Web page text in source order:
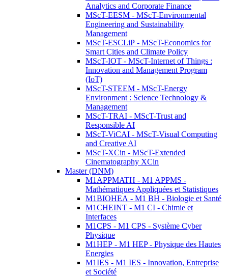
Analytics and Corporate Finance
MScT-EESM - MScT-Environmental
Engineering and Sustainability
Management
MScT-ESCLiP - MScT-Economics for
Smart Cities and Climate Policy
MScT-IOT - MScT-Internet of Things :
Innovation and Management Program
(IoT)
MScT-STEEM - MScT-Energy
Environment : Science Technology &
Management
MScT-TRAI - MScT-Trust and
Responsible AI
MScT-ViCAI - MScT-Visual Computing
and Creative AI
MScT-XCin - MScT-Extended
Cinematography XCin
Master (DNM)
M1APPMATH - M1 APPMS -
Mathématiques Appliquées et Statistiques
M1BIOHEA - M1 BH - Biologie et Santé
M1CHEINT - M1 CI - Chimie et
Interfaces
M1CPS - M1 CPS - Système Cyber
Physique
M1HEP - M1 HEP - Physique des Hautes
Energies
M1IES - M1 IES - Innovation, Entreprise
et Société